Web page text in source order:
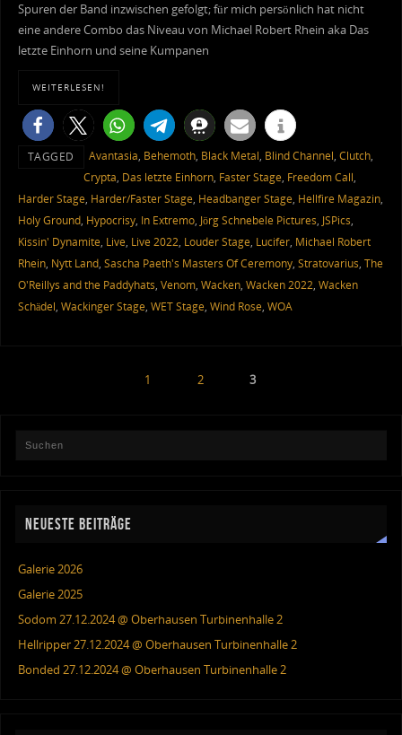
Spuren der Band inzwischen gefolgt; für mich persönlich hat nicht
eine andere Combo das Niveau von Michael Robert Rhein aka Das
letzte Einhorn und seine Kumpanen
WEITERLESEN!
TAGGED Avantasia, Behemoth, Black Metal, Blind Channel, Clutch,
Crypta, Das letzte Einhorn, Faster Stage, Freedom Call,
Harder Stage, Harder/Faster Stage, Headbanger Stage, Hellfire Magazin,
Holy Ground, Hypocrisy, In Extremo, Jörg Schnebele Pictures, JSPics,
Kissin' Dynamite, Live, Live 2022, Louder Stage, Lucifer, Michael Robert
Rhein, Nytt Land, Sascha Paeth's Masters Of Ceremony, Stratovarius, The
O'Reillys and the Paddyhats, Venom, Wacken, Wacken 2022, Wacken
Schädel, Wackinger Stage, WET Stage, Wind Rose, WOA
1 2 3
NEUESTE BEITRÄGE
Galerie 2026
Galerie 2025
Sodom 27.12.2024 @ Oberhausen Turbinenhalle 2
Hellripper 27.12.2024 @ Oberhausen Turbinenhalle 2
Bonded 27.12.2024 @ Oberhausen Turbinenhalle 2